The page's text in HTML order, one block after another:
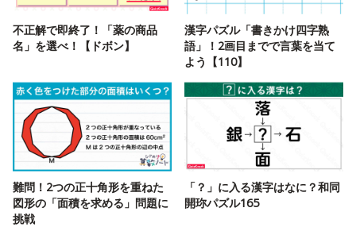
不正解で即終了！「薬の商品
名」を選べ！【ドボン】
漢字パズル「書きかけ四字熟
語」！2画目までで言葉を当て
よう【110】
難問！2つの正十角形を重ねた
図形の「面積を求める」問題に
挑戦
「？」に入る漢字はなに？和同
開珎パズル165